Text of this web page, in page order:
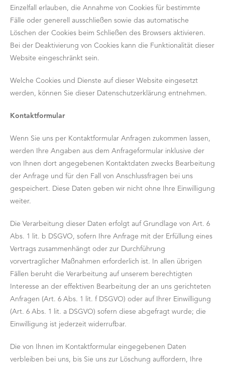
Einzelfall erlauben, die Annahme von Cookies für bestimmte
Fälle oder generell ausschließen sowie das automatische
Löschen der Cookies beim Schließen des Browsers aktivieren.
Bei der Deaktivierung von Cookies kann die Funktionalität dieser
Website eingeschränkt sein.
Welche Cookies und Dienste auf dieser Website eingesetzt
werden, können Sie dieser Datenschutzerklärung entnehmen.
Kontaktformular
Wenn Sie uns per Kontaktformular Anfragen zukommen lassen,
werden Ihre Angaben aus dem Anfrageformular inklusive der
von Ihnen dort angegebenen Kontaktdaten zwecks Bearbeitung
der Anfrage und für den Fall von Anschlussfragen bei uns
gespeichert. Diese Daten geben wir nicht ohne Ihre Einwilligung
weiter.
Die Verarbeitung dieser Daten erfolgt auf Grundlage von Art. 6
Abs. 1 lit. b DSGVO, sofern Ihre Anfrage mit der Erfüllung eines
Vertrags zusammenhängt oder zur Durchführung
vorvertraglicher Maßnahmen erforderlich ist. In allen übrigen
Fällen beruht die Verarbeitung auf unserem berechtigten
Interesse an der effektiven Bearbeitung der an uns gerichteten
Anfragen (Art. 6 Abs. 1 lit. f DSGVO) oder auf Ihrer Einwilligung
(Art. 6 Abs. 1 lit. a DSGVO) sofern diese abgefragt wurde; die
Einwilligung ist jederzeit widerrufbar.
Die von Ihnen im Kontaktformular eingegebenen Daten
verbleiben bei uns, bis Sie uns zur Löschung auffordern, Ihre